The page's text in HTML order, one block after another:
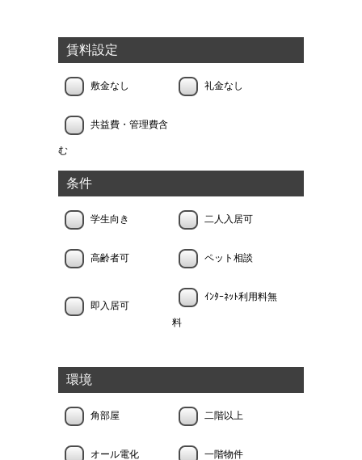
賃料設定
敷金なし 礼金なし
共益費・管理費含
む
条件
学生向き 二人入居可
高齢者可 ペット相談
即入居可
ｲﾝﾀｰﾈｯﾄ利用料無
料
環境
角部屋 二階以上
オール電化 一階物件